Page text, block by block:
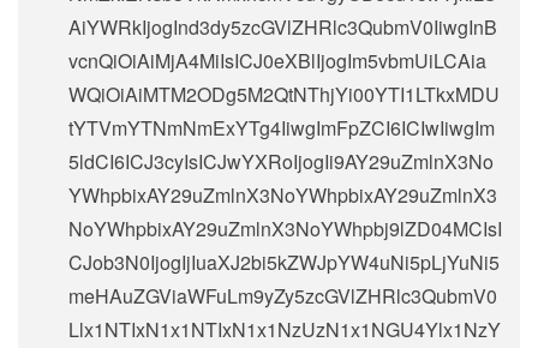
AiYWRkIjogInd3dy5zcGVlZHRlc3QubmV0IiwgInB
vcnQiOiAiMjA4MiIsICJ0eXBlIjogIm5vbmUiLCAia
WQiOiAiMTM2ODg5M2QtNThjYi00YTI1LTkxMDU
tYTVmYTNmNmExYTg4IiwgImFpZCI6ICIwIiwgIm
5ldCI6ICJ3cyIsICJwYXRoIjogIi9AY29uZmlnX3No
YWhpbixAY29uZmlnX3NoYWhpbixAY29uZmlnX3
NoYWhpbixAY29uZmlnX3NoYWhpbj9lZD04MCIsI
CJob3N0IjogIjIuaXJ2bi5kZWJpYW4uNi5pLjYuNi5
meHAuZGViaWFuLm9yZy5zcGVlZHRlc3QubmV0
Llx1NTIxN1x1NTIxN1x1NzUzN1x1NGU4Ylx1NzY